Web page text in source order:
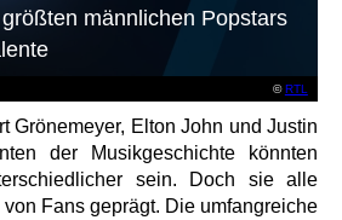
©RTL
männlichen Popstars
Grönemeyer, Elton John und Justin
der Musikgeschichte könnten
sein. Doch sie alle
Fans geprägt. Die umfangreiche